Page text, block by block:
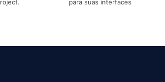
para suas interfaces